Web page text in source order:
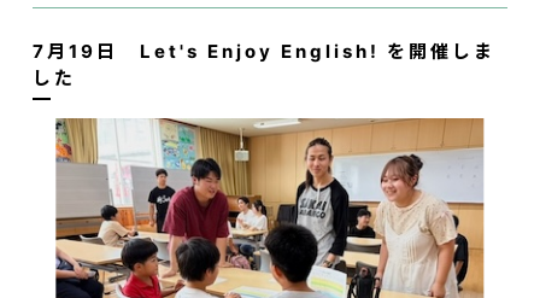
7月19日 Let's Enjoy English! を開催しま
した